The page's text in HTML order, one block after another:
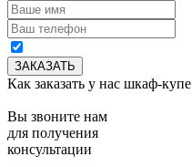
Как заказать у нас шкаф-купе
Вы звоните нам
для получения
консультации